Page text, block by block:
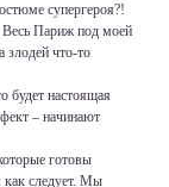
супергероя?!
Весь Париж под моей
злодей что-то
будет настоящая
– начинают
готовы
как следует. Мы